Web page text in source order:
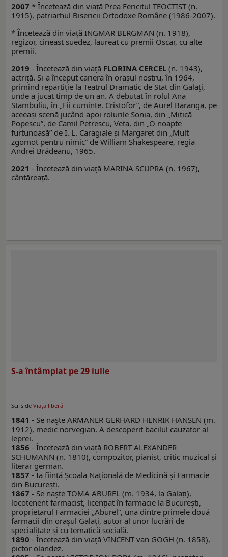
2007 * Încetează din viaţă Prea Fericitul TEOCTIST (n.
1915), patriarhul Bisericii Ortodoxe Române (1986-2007).
* Încetează din viaţă INGMAR BERGMAN (n. 1918),
regizor, cineast suedez, laureat cu premii Oscar, cu alte
premii.
2019 - Încetează din viaţă FLORINA CERCEL (n. 1943),
actriţă. Şi-a început cariera în oraşul nostru, în 1964,
primind repartiţie la Teatrul Dramatic de Stat din Galaţi,
unde a jucat timp de un an. A debutat în rolul Ana
Stambuliu, în „Fii cuminte. Cristofor”, de Aurel Baranga, pe
aceeaşi scenă jucând apoi rolurile Sonia, din „Mitică
Popescu”, de Camil Petrescu, Veta, din „O noapte
furtunoasă” de I. L. Caragiale şi Margaret din „Mult
zgomot pentru nimic” de William Shakespeare, regia
Andrei Brădeanu, 1965.
2021 - Încetează din viață MARINA SCUPRA (n. 1967),
cântăreață.
S-a întâmplat pe 29 iulie
Scris de Viaţa liberă
1841 - Se naşte ARMANER GERHARD HENRIK HANSEN (m.
1912), medic norvegian. A descoperit bacilul cauzator al
leprei.
1856 - Încetează din viaţă ROBERT ALEXANDER
SCHUMANN (n. 1810), compozitor, pianist, critic muzical şi
literar german.
1857 - Ia fiinţă Şcoala Naţională de Medicină şi Farmacie
din Bucureşti.
1867 - Se naşte TOMA ABUREL (m. 1934, la Galaţi),
locotenent farmacist, licenţiat în farmacie la Bucureşti,
proprietarul Farmaciei „Aburel“, una dintre primele două
farmacii din oraşul Galaţi, autor al unor lucrări de
specialitate şi cu tematică socială.
1890 - Încetează din viaţă VINCENT van GOGH (n. 1858),
pictor olandez.